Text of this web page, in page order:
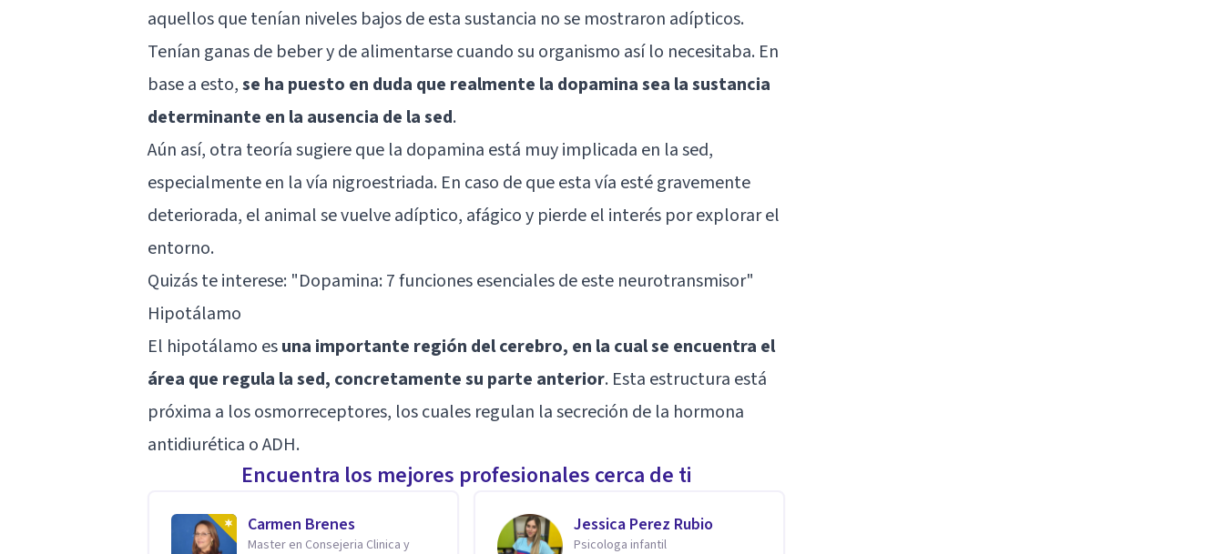
aquellos que tenían niveles bajos de esta sustancia no se mostraron adípticos.
Tenían ganas de beber y de alimentarse cuando su organismo así lo necesitaba. En
base a esto,se ha puesto en duda que realmente la dopamina sea la sustancia
determinante en la ausencia de la sed.
Aún así, otra teoría sugiere que la dopamina está muy implicada en la sed,
especialmente en la vía nigroestriada. En caso de que esta vía esté gravemente
deteriorada, el animal se vuelve adíptico, afágico y pierde el interés por explorar el
entorno.
Quizás te interese: "Dopamina: 7 funciones esenciales de este neurotransmisor"
Hipotálamo
El hipotálamo esuna importante región del cerebro, en la cual se encuentra el
área que regula la sed, concretamente su parte anterior. Esta estructura está
próxima a los osmorreceptores, los cuales regulan la secreción de la hormona
antidiurética o ADH.
Encuentra los mejores profesionales cerca de ti
Carmen Brenes
Master en Consejeria Clinica y
Jessica Perez Rubio
Psicologa infantil